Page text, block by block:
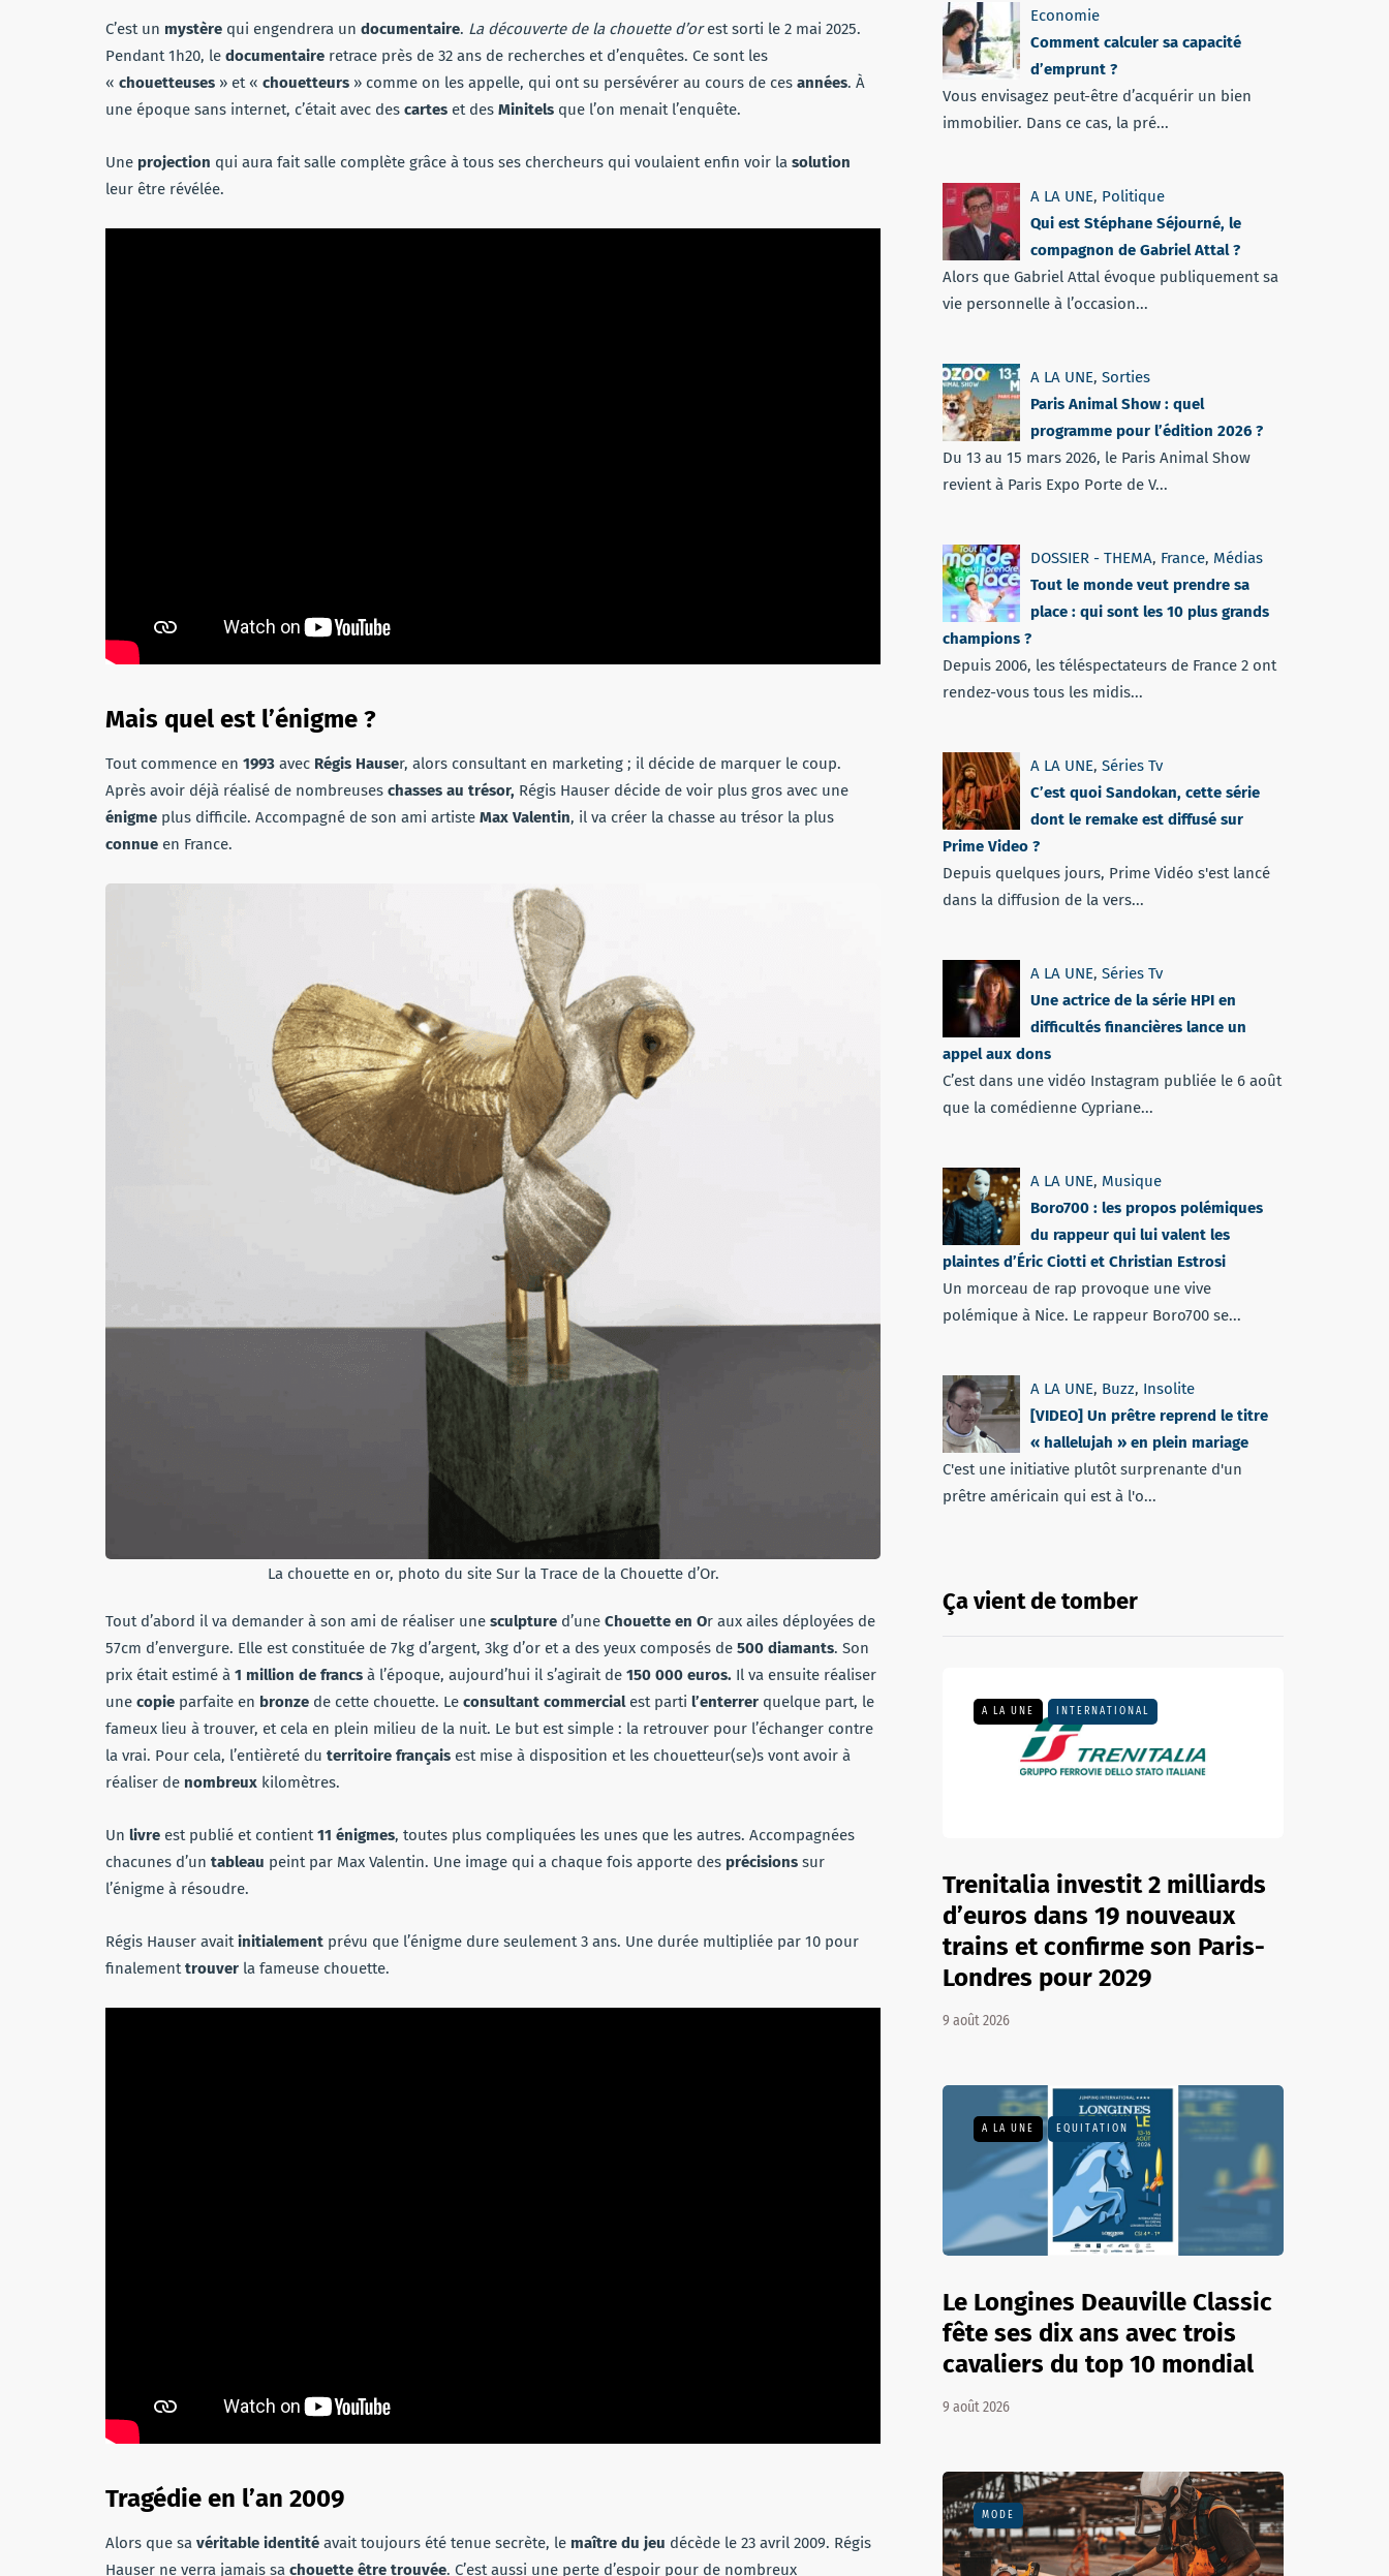
C’est un mystère qui engendrera un documentaire. La découverte de la chouette d’orest sorti le 2 mai 2025.
Pendant 1h20, le documentaire retrace près de 32 ans de recherches et d’enquêtes. Ce sont les
« chouetteuses » et « chouetteurs » comme on les appelle, qui ont su persévérer au cours de ces années. À
une époque sans internet, c’était avec des cartes et des Minitels que l’on menait l’enquête.
Une projection qui aura fait salle complète grâce à tous ses chercheurs qui voulaient enfin voir la solution
leur être révélée.
Mais quel est l’énigme ?
Tout commence en 1993 avec Régis Hauser, alors consultant en marketing ; il décide de marquer le coup.
Après avoir déjà réalisé de nombreuses chasses au trésor, Régis Hauser décide de voir plus gros avec une
énigme plus difficile. Accompagné de son ami artiste Max Valentin, il va créer la chasse au trésor la plus
connue en France.
La chouette en or, photo du site Sur la Trace de la Chouette d’Or.
Tout d’abord il va demander à son ami de réaliser une sculpture d’une Chouette en Or aux ailes déployées de
57cm d’envergure. Elle est constituée de 7kg d’argent, 3kg d’or et a des yeux composés de 500 diamants. Son
prix était estimé à 1 million de francs à l’époque, aujourd’hui il s’agirait de 150 000 euros. Il va ensuite réaliser
une copie parfaite en bronze de cette chouette. Le consultant commercial est parti l’enterrer quelque part, le
fameux lieu à trouver, et cela en plein milieu de la nuit. Le but est simple : la retrouver pour l’échanger contre
la vrai. Pour cela, l’entièreté du territoire français est mise à disposition et les chouetteur(se)s vont avoir à
réaliser de nombreux kilomètres.
Un livre est publié et contient 11 énigmes, toutes plus compliquées les unes que les autres. Accompagnées
chacunes d’un tableau peint par Max Valentin. Une image qui a chaque fois apporte des précisions sur
l’énigme à résoudre.
Régis Hauser avait initialement prévu que l’énigme dure seulement 3 ans. Une durée multipliée par 10 pour
finalement trouver la fameuse chouette.
Tragédie en l’an 2009
Alors que sa véritable identité avait toujours été tenue secrète, le maître du jeu décède le 23 avril 2009. Régis
Hauser ne verra jamais sa chouette être trouvée. C’est aussi une perte d’espoir pour de nombreux
Economie
Comment calculer sa capacité
d’emprunt ?
Vous envisagez peut-être d’acquérir un bien
immobilier. Dans ce cas, la pré...
A LA UNE, Politique
Qui est Stéphane Séjourné, le
compagnon de Gabriel Attal ?
Alors que Gabriel Attal évoque publiquement sa
vie personnelle à l’occasion...
A LA UNE, Sorties
Paris Animal Show : quel
programme pour l’édition 2026 ?
Du 13 au 15 mars 2026, le Paris Animal Show
revient à Paris Expo Porte de V...
DOSSIER - THEMA, France, Médias
Tout le monde veut prendre sa
place : qui sont les 10 plus grands
champions ?
Depuis 2006, les téléspectateurs de France 2 ont
rendez-vous tous les midis...
A LA UNE, Séries Tv
C’est quoi Sandokan, cette série
dont le remake est diffusé sur
Prime Video ?
Depuis quelques jours, Prime Vidéo s'est lancé
dans la diffusion de la vers...
A LA UNE, Séries Tv
Une actrice de la série HPI en
difficultés financières lance un
appel aux dons
C’est dans une vidéo Instagram publiée le 6 août
que la comédienne Cypriane...
A LA UNE, Musique
Boro700 : les propos polémiques
du rappeur qui lui valent les
plaintes d’Éric Ciotti et Christian Estrosi
Un morceau de rap provoque une vive
polémique à Nice. Le rappeur Boro700 se...
A LA UNE, Buzz, Insolite
[VIDEO] Un prêtre reprend le titre
« hallelujah » en plein mariage
C'est une initiative plutôt surprenante d'un
prêtre américain qui est à l'o...
Ça vient de tomber
A LA UNE INTERNATIONAL
Trenitalia investit 2 milliards
d’euros dans 19 nouveaux
trains et confirme son Paris-
Londres pour 2029
9 août 2026
A LA UNE EQUITATION
Le Longines Deauville Classic
fête ses dix ans avec trois
cavaliers du top 10 mondial
9 août 2026
MODE